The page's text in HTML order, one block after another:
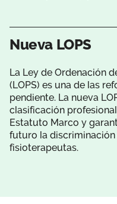
Nueva LOPS
La Ley de Ordenación
(LOPS) es una de las
pendiente. La nueva
clasificación
Estatuto Marco y
futuro la
fisioterapeutas.